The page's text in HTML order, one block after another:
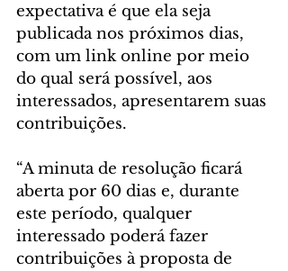
expectativa é que ela seja
publicada nos próximos dias,
com um link online por meio
do qual será possível, aos
interessados, apresentarem suas
contribuições.
“A minuta de resolução ficará
aberta por 60 dias e, durante
este período, qualquer
interessado poderá fazer
contribuições à proposta de